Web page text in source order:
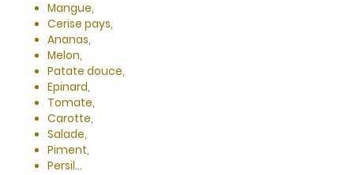
Mangue,
Cerise pays,
Ananas,
Melon,
Patate douce,
Epinard,
Tomate,
Carotte,
Salade,
Piment,
Persil...